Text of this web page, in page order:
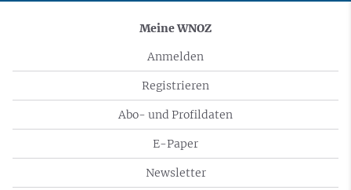
Meine WNOZ
Anmelden
Registrieren
Abo- und Profildaten
E-Paper
Newsletter